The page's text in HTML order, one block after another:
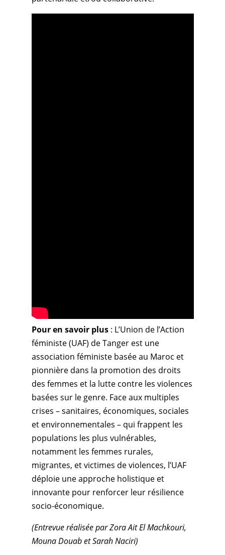
Pour en savoir plus: L’Union de l’Action
féministe (UAF) de Tanger est une
association féministe basée au Maroc et
pionnière dans la promotion des droits
des femmes et la lutte contre les violences
basées sur le genre. Face aux multiples
crises – sanitaires, économiques, sociales
et environnementales – qui frappent les
populations les plus vulnérables,
notamment les femmes rurales,
migrantes, et victimes de violences, l’UAF
déploie une approche holistique et
innovante pour renforcer leur résilience
socio-économique.
(Entrevue réalisée par Zora Ait El Machkouri,
Mouna Douab et Sarah Naciri)